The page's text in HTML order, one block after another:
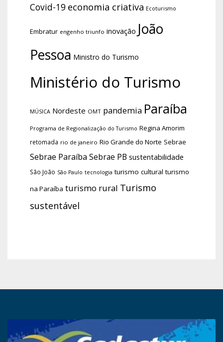
Covid-19 economia criativa Ecoturismo
Embratur engenho triunfo inovação João
Pessoa Ministro do Turismo
Ministério do Turismo
MÚSICA Nordeste OMT pandemia Paraíba
Programa de Regionalização do Turismo Regina Amorim
retomada rio de janeiro Rio Grande do Norte Sebrae
Sebrae Paraíba Sebrae PB sustentabilidade
São João São Paulo tecnologia turismo cultural turismo
na Paraíba turismo rural Turismo
sustentável